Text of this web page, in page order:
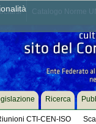
CTI-CEN-ISO
Ricerca